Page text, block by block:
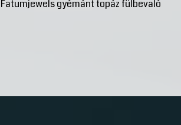
Fatumjewels gyémánt topáz fülbevaló